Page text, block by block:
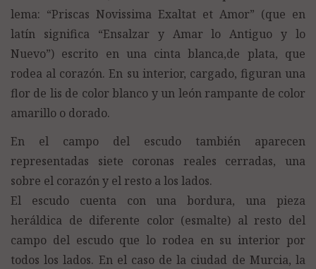
lema: “Priscas Novissima Exaltat et Amor” (que en
latín significa “Ensalzar y Amar lo Antiguo y lo
Nuevo”) escrito en una cinta blanca,de plata, que
rodea al corazón. En su interior, cargado, figuran una
flor de lis de color blanco y un león rampante de color
amarillo o dorado.
En el campo del escudo también aparecen
representadas siete coronas reales cerradas, una
sobre el corazón y el resto a los lados.
El escudo cuenta con una bordura, una pieza
heráldica de diferente color (esmalte) al resto del
campo del escudo que lo rodea en su interior por
todos los lados. En el caso de la ciudad de Murcia, la